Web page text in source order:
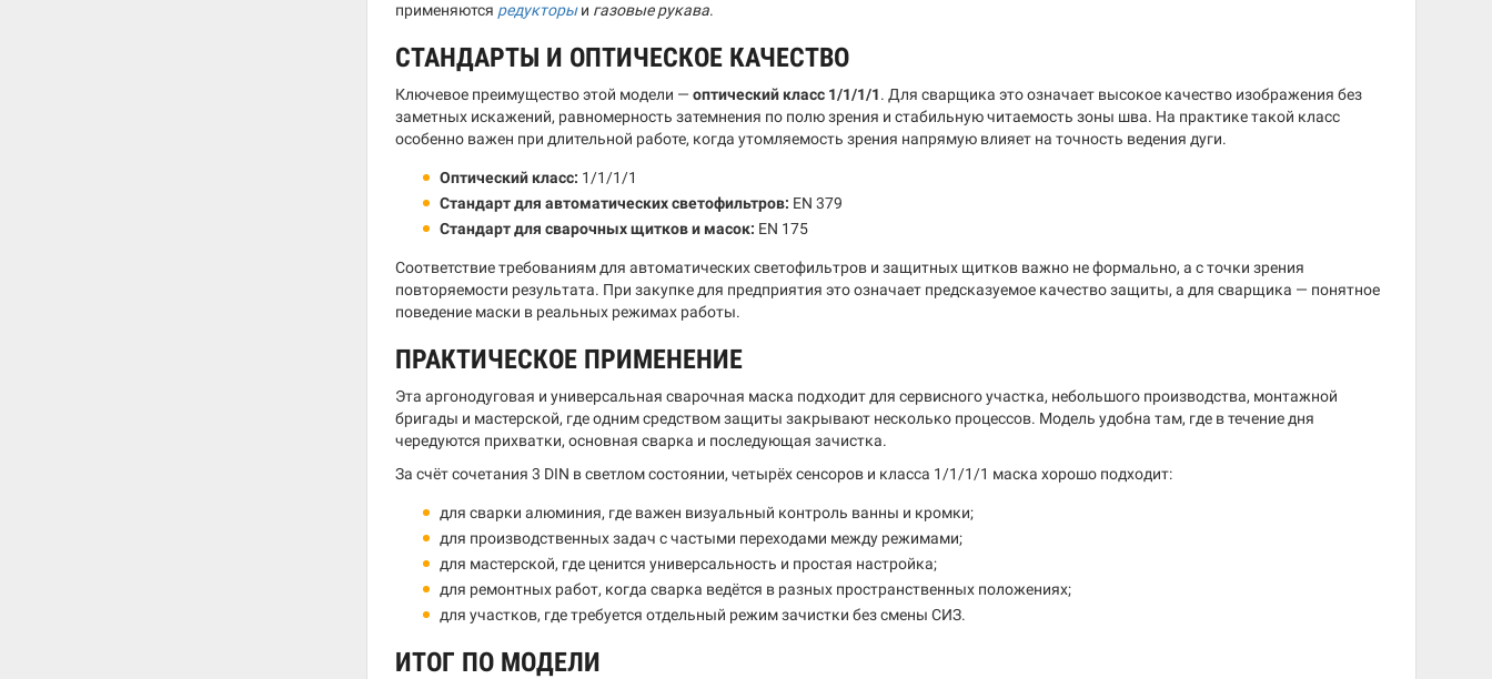
применяются редукторыи газовые рукава.
СТАНДАРТЫ И ОПТИЧЕСКОЕ КАЧЕСТВО
Ключевое преимущество этой модели — оптический класс 1/1/1/1. Для сварщика это означает высокое качество изображения без
заметных искажений, равномерность затемнения по полю зрения и стабильную читаемость зоны шва. На практике такой класс
особенно важен при длительной работе, когда утомляемость зрения напрямую влияет на точность ведения дуги.
Оптический класс: 1/1/1/1
Стандарт для автоматических светофильтров: EN 379
Стандарт для сварочных щитков и масок: EN 175
Соответствие требованиям для автоматических светофильтров и защитных щитков важно не формально, а с точки зрения
повторяемости результата. При закупке для предприятия это означает предсказуемое качество защиты, а для сварщика — понятное
поведение маски в реальных режимах работы.
ПРАКТИЧЕСКОЕ ПРИМЕНЕНИЕ
Эта аргонодуговая и универсальная сварочная маска подходит для сервисного участка, небольшого производства, монтажной
бригады и мастерской, где одним средством защиты закрывают несколько процессов. Модель удобна там, где в течение дня
чередуются прихватки, основная сварка и последующая зачистка.
За счёт сочетания 3 DIN в светлом состоянии, четырёх сенсоров и класса 1/1/1/1 маска хорошо подходит:
для сварки алюминия, где важен визуальный контроль ванны и кромки;
для производственных задач с частыми переходами между режимами;
для мастерской, где ценится универсальность и простая настройка;
для ремонтных работ, когда сварка ведётся в разных пространственных положениях;
для участков, где требуется отдельный режим зачистки без смены СИЗ.
ИТОГ ПО МОДЕЛИ